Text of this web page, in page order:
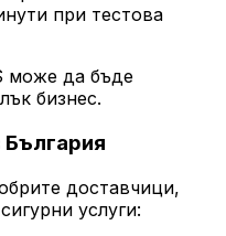
при тестова
може да бъде
бизнес.
България
доставчици,
услуги: